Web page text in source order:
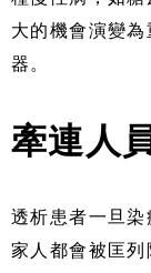
大的機會演變
器。
牽連人
透析患者一旦染
家人都會被匡